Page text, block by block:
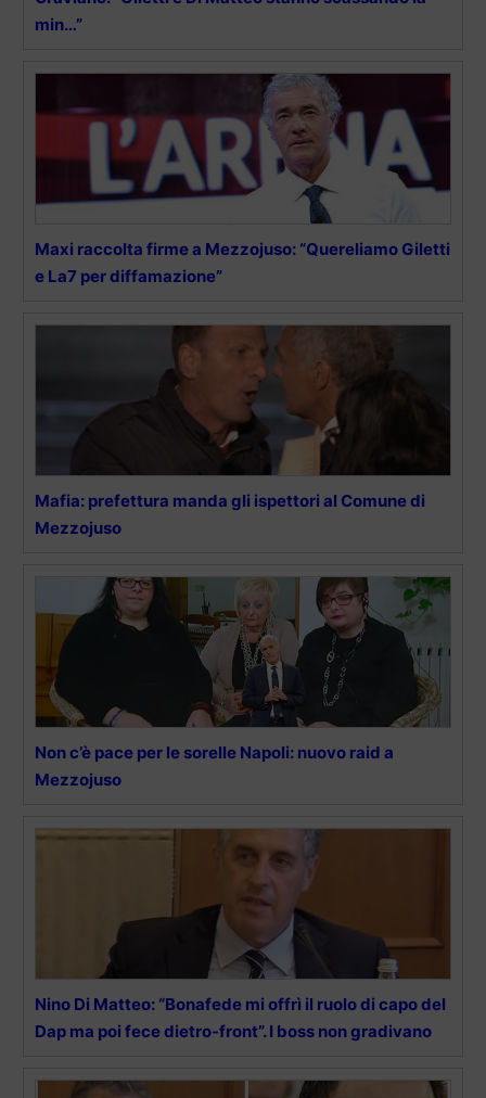
min…”
Maxi raccolta firme a Mezzojuso: “Quereliamo Giletti
e La7 per diffamazione”
Mafia: prefettura manda gli ispettori al Comune di
Mezzojuso
Non c’è pace per le sorelle Napoli: nuovo raid a
Mezzojuso
Nino Di Matteo: “Bonafede mi offrì il ruolo di capo del
Dap ma poi fece dietro-front”. I boss non gradivano